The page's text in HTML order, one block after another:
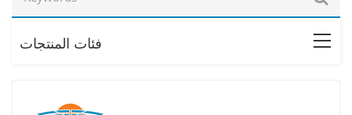
فئات المنتجات